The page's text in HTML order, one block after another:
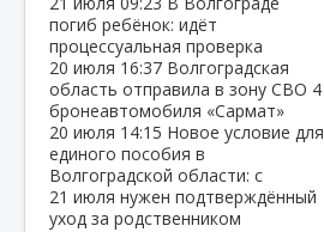
погиб ребёнок: идёт
процессуальная проверка
20 июля 16:37 Волгоградская
область отправила в зону СВО 4
бронеавтомобиля «Сармат»
20 июля 14:15 Новое условие для
единого пособия в
Волгоградской области: с
21 июля нужен подтверждённый
уход за родственником